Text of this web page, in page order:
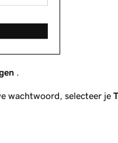
wachtwoord, selecteer je